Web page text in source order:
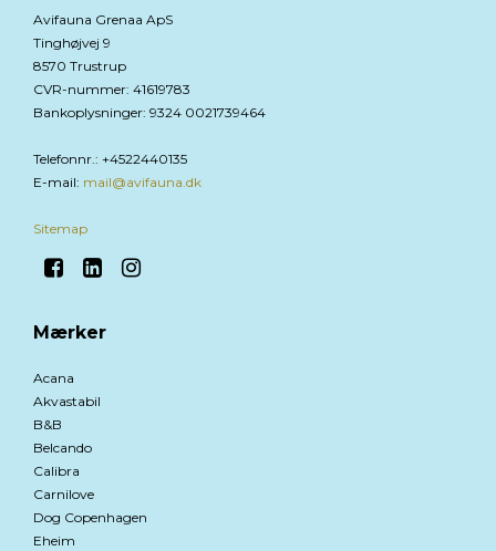
Avifauna Grenaa ApS
Tinghøjvej 9
8570 Trustrup
CVR-nummer: 41619783
Bankoplysninger: 9324 0021739464
Telefonnr.: +4522440135
E-mail: mail@avifauna.dk
Sitemap
Mærker
Acana
Akvastabil
B&B
Belcando
Calibra
Carnilove
Dog Copenhagen
Eheim